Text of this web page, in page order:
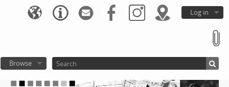
Log in
Browse